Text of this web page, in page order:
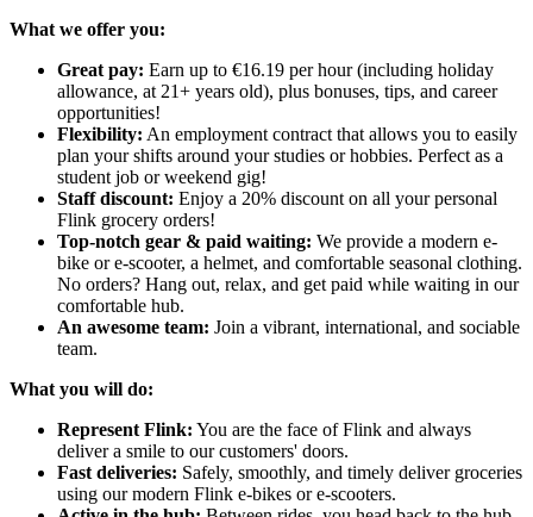
What we offer you:
Great pay: Earn up to €16.19 per hour (including holiday
allowance, at 21+ years old), plus bonuses, tips, and career
opportunities!
Flexibility: An employment contract that allows you to easily
plan your shifts around your studies or hobbies. Perfect as a
student job or weekend gig!
Staff discount: Enjoy a 20% discount on all your personal
Flink grocery orders!
Top-notch gear & paid waiting: We provide a modern e-
bike or e-scooter, a helmet, and comfortable seasonal clothing.
No orders? Hang out, relax, and get paid while waiting in our
comfortable hub.
An awesome team: Join a vibrant, international, and sociable
team.
What you will do:
Represent Flink: You are the face of Flink and always
deliver a smile to our customers' doors.
Fast deliveries: Safely, smoothly, and timely deliver groceries
using our modern Flink e-bikes or e-scooters.